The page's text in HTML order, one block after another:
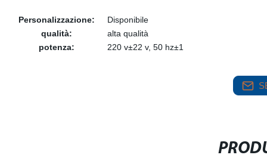
Personalizzazione:
Disponibile
qualità:
alta qualità
potenza:
220 v±22 v, 50 hz±1